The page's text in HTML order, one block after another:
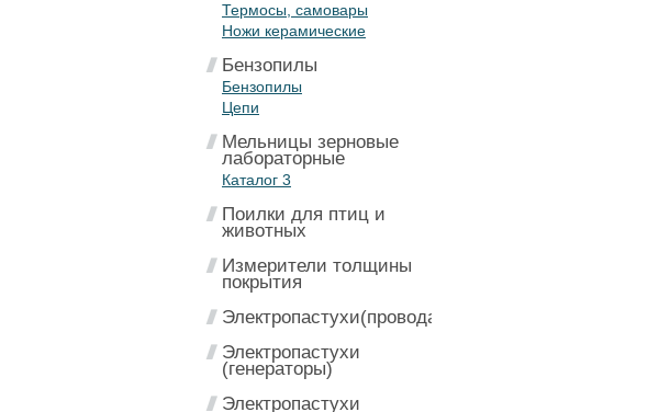
Термосы, самовары
Ножи керамические
Бензопилы
Бензопилы
Цепи
Мельницы зерновые
лабораторные
Каталог 3
Поилки для птиц и
животных
Измерители толщины
покрытия
Электропастухи(провода)
Электропастухи
(генераторы)
Электропастухи